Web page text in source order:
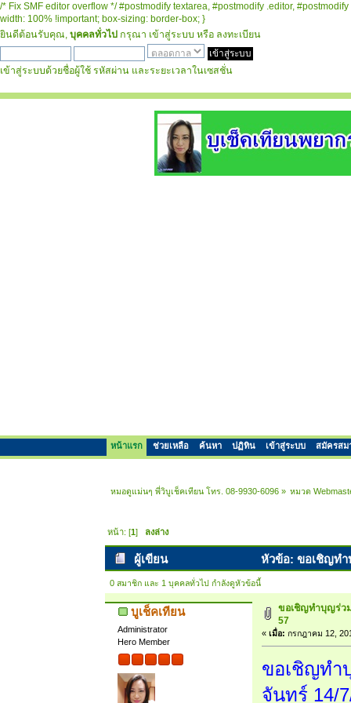
/* Fix SMF editor overflow */ #postmodify textarea, #postmodify .editor,
width: 100% !important; box-sizing: border-box; }
ยินดีต้อนรับคุณ, บุคคลทั่วไป กรุณา เข้าสู่ระบบ หรือ ลงทะเบียน
เข้าสู่ระบบด้วยชื่อผู้ใช้ รหัสผ่าน และระยะเวลาในเซสชั่น
หน้าแรก ช่วยเหลือ ค้นหา ปฏิทิน เข้าสู่ระบบ สมัครสม
หมอดูแม่นๆ พี่วิบูเช็คเทียน โทร. 08-9930-6096» หมวด
หน้า: [1] ลงล่าง
ผู้เขียน หัวข้อ: ขอเชิญทำ
0 สมาชิก และ 1 บุคคลทั่วไป กำลังดูหัวข้อนี้
บูเช็คเทียน
Administrator
Hero Member
ขอเชิญทำบุญร่ว
57
«เมื่อ: กรกฎาคม 12,
ขอเชิญทำ
จันทร์ 14/